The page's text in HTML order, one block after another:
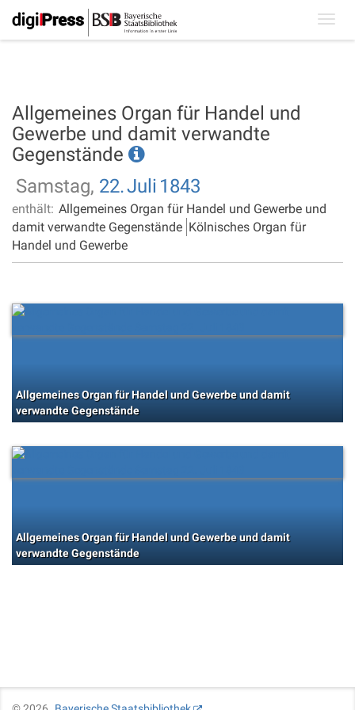
Allgemeines Organ für Handel und
Gewerbe und damit verwandte
Gegenstände
Samstag, 22.Juli 1843
enthält: Allgemeines Organ für Handel und Gewerbe und
damit verwandte Gegenstände Kölnisches Organ für
Handel und Gewerbe
Allgemeines Organ für Handel und Gewerbe und damit
verwandte Gegenstände
Allgemeines Organ für Handel und Gewerbe und damit
verwandte Gegenstände